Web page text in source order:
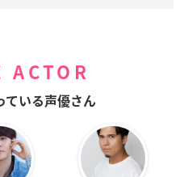
ACTOR
ている声優さん